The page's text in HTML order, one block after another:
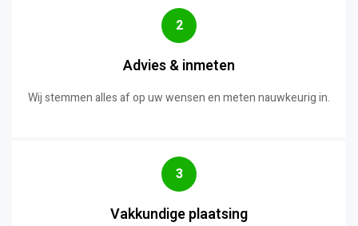
2
Advies & inmeten
Wij stemmen alles af op uw wensen en meten nauwkeurig in.
3
Vakkundige plaatsing